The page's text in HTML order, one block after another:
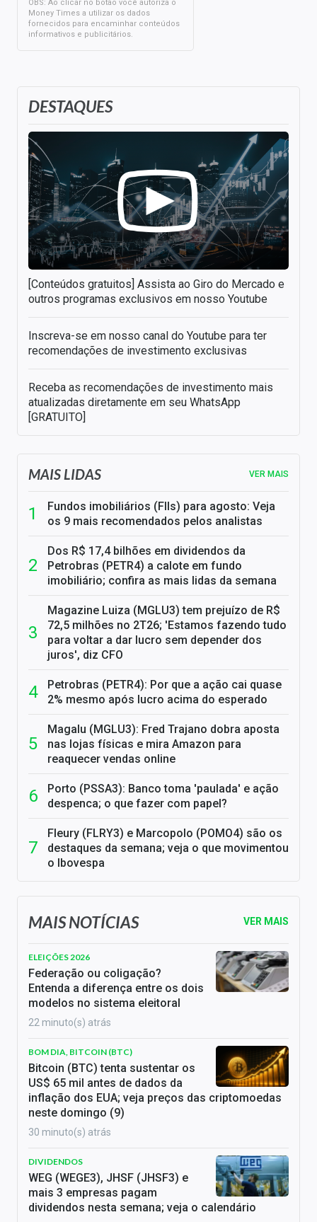
DESTAQUES
[Conteúdos gratuitos] Assista ao Giro do Mercado e
outros programas exclusivos em nosso Youtube
Inscreva-se em nosso canal do Youtube para ter
recomendações de investimento exclusivas
Receba as recomendações de investimento mais
atualizadas diretamente em seu WhatsApp
[GRATUITO]
OBS: Ao clicar no botão você autoriza o
Money Times a utilizar os dados
fornecidos para encaminhar conteúdos
informativos e publicitários.
MAIS LIDAS VER MAIS
Fundos imobiliários (FIIs) para agosto: Veja
os 9 mais recomendados pelos analistas
Dos R$ 17,4 bilhões em dividendos da
Petrobras (PETR4) a calote em fundo
imobiliário; confira as mais lidas da semana
Magazine Luiza (MGLU3) tem prejuízo de R$
72,5 milhões no 2T26; 'Estamos fazendo tudo
para voltar a dar lucro sem depender dos
juros', diz CFO
Petrobras (PETR4): Por que a ação cai quase
2% mesmo após lucro acima do esperado
Magalu (MGLU3): Fred Trajano dobra aposta
nas lojas físicas e mira Amazon para
reaquecer vendas online
Porto (PSSA3): Banco toma 'paulada' e ação
despenca; o que fazer com papel?
Fleury (FLRY3) e Marcopolo (POMO4) são os
destaques da semana; veja o que movimentou
o Ibovespa
MAIS NOTÍCIAS VER MAIS
ELEIÇÕES 2026
Federação ou coligação?
Entenda a diferença entre os dois
modelos no sistema eleitoral
22 minuto(s) atrás
BOM DIA, BITCOIN (BTC)
Bitcoin (BTC) tenta sustentar os
US$ 65 mil antes de dados da
inflação dos EUA; veja preços das criptomoedas
neste domingo (9)
30 minuto(s) atrás
DIVIDENDOS
WEG (WEGE3), JHSF (JHSF3) e
mais 3 empresas pagam
dividendos nesta semana; veja o calendário